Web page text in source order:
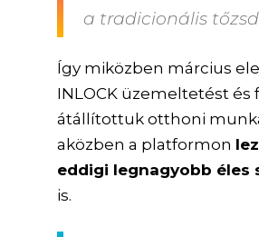
a tradicionális
Így miközben március
INLOCK üzemeltetést és
átállítottuk otthoni
aközben a platformon
eddigi legnagyobb éles
is.